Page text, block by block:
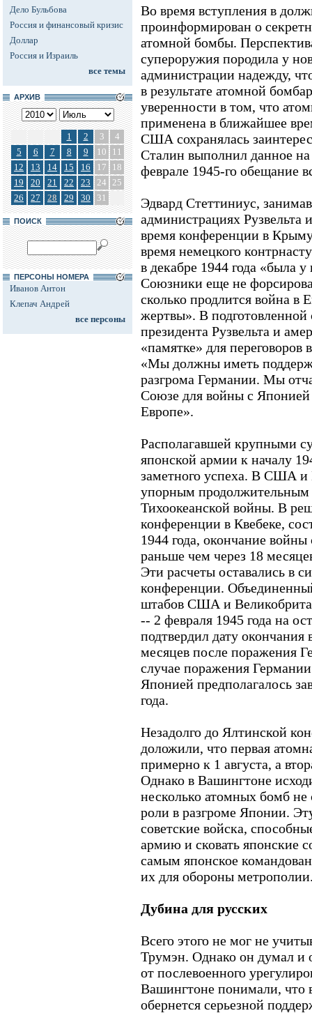
Дело Бульбова
Россия и финансовый кризис
Доллар
Россия и Израиль
все темы
АРХИВ
1 2 3
4
5
6 7 8 9 10
11
12
13 14 15 16 17
18
19
20 21 22 23 24 25
26
27 28 29 30 31
ПОИСК
ПЕРСОНЫ НОМЕРА
Иванов Антон
Клепач Андрей
все персоны
Во время вступления в
проинформирован о
атомной бомбы.
супероружия породила у
администрации надежду,
в результате атомной
уверенности в том, что
применена в ближайшее
США сохранялась
Сталин выполнил данное
феврале 1945-го обещание
Эдвард Стеттиниус,
администрациях Рузвельта
время конференции в
время немецкого
в декабре 1944 года «была
Союзники еще не
сколько продлится война в
жертвы». В
президента Рузвельта и
«памятке» для переговоров
«Мы должны иметь
разгрома Германии. Мы
Союзе для войны с
Европе».
Располагавшей крупными
японской армии к началу
заметного успеха. В США и
упорным продолжительным
Тихоокеанской войны. В
конференции в Квебеке,
1944 года, окончание
раньше чем через 18
Эти расчеты оставались в
конференции.
штабов США и
-- 2 февраля 1945 года на
подтвердил дату
месяцев после поражения
случае поражения
Японией предполагалось
года.
Незадолго до Ялтинской
доложили, что первая
примерно к 1 августа, а
Однако в Вашингтоне
несколько атомных бомб
роли в разгроме Японии.
советские войска,
армию и сковать японские
самым японское
их для обороны
Дубина для русских
Всего этого не мог не
Трумэн. Однако он думал и
от послевоенного
Вашингтоне понимали, что
обернется серьезной